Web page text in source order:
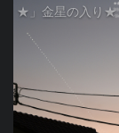
★」金星の入り★